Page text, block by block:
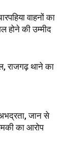
वाहनों का
होने की उम्मीद
राजगढ़ थाने का
जान से
का आरोप